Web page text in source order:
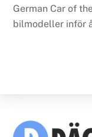
German Car of
bilmodeller inför